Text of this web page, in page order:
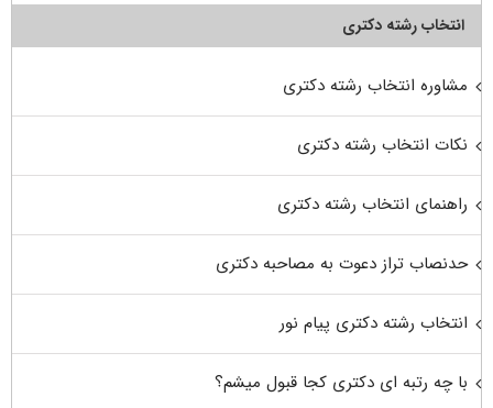
انتخاب رشته دکتری
مشاوره انتخاب رشته دکتری
نکات انتخاب رشته دکتری
راهنمای انتخاب رشته دکتری
حدنصاب تراز دعوت به مصاحبه دکتری
انتخاب رشته دکتری پیام نور
با چه رتبه ای دکتری کجا قبول میشم؟